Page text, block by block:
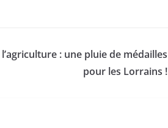
: une pluie de médailles
pour les Lorrains !